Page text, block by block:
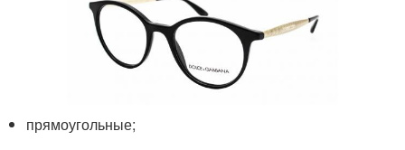
прямоугольные;